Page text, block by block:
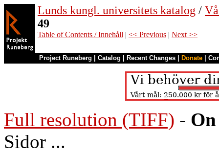
Lunds kungl. universitets katalog /
49
Table of Contents / Innehåll | << Previous | Next >>
Project Runeberg Catalog Recent Changes Donate
Full resolution (TIFF) -
Sidor ...